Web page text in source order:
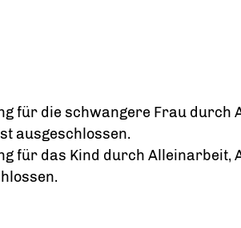
für die schwangere Frau durch
ausgeschlossen.
für das Kind durch Alleinarbeit,